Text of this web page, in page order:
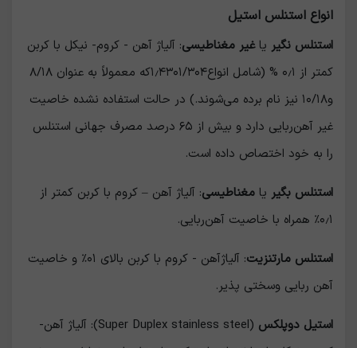
انواع استنلس استیل
استنلس نگیر یاغیر مغناطیسی: آلیاژ آهن - کروم- نیکل با کربن
کمتر از ۰٫۱ % (شامل انواع۱٫۴۳۰۱/۳۰۴که معمولاً به عنوان ۸/۱۸
و۱۰/۱۸ نیز نام برده می‌شوند.) در حالت استفاده نشده خاصیت
غیر آهن‌ربایی دارد و بیش از ۶۵ درصد مصرف جهانی استنلس
را به خود اختصاص داده است.
استنلس بگیر یا مغناطیسی: آلیاژ آهن – کروم با کربن کمتر از
۰٫۱٪ همراه با خاصیت آهن‌ربایی.
استنلس مارتنزیت
: آلیاژآهن - کروم با کربن بالای ۰۱٪ و خاصیت
آهن ربایی وسختی پذیر.
استیل دوپلکس
(Super Duplex stainless steel): آلیاژ آهن-